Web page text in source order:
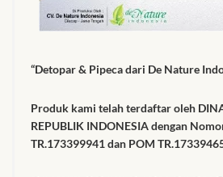
“Detopar & Pipeca dari De Nature
Produk kami telah terdaftar oleh
REPUBLIK INDONESIA dengan
TR.173399941 dan POM